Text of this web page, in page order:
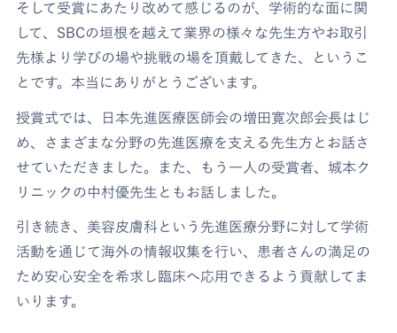
そして受賞にあたり改めて感じるのが、学術的な面に関
して、SBCの垣根を越えて業界の様々な先生方やお取引
先様より学びの場や挑戦の場を頂戴してきた、というこ
とです。本当にありがとうございます。
授賞式では、日本先進医療医師会の増田寛次郎会長はじ
め、さまざまな分野の先進医療を支える先生方とお話さ
せていただきました。また、もう一人の受賞者、城本ク
リニックの中村優先生ともお話しました。
引き続き、美容皮膚科という先進医療分野に対して学術
活動を通じて海外の情報収集を行い、患者さんの満足の
ため安心安全を希求し臨床へ応用できるよう貢献してま
いります。